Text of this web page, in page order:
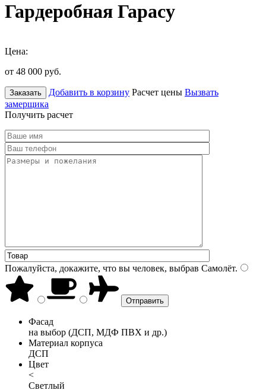
Гардеробная Гарасу
Цена:
от 48 000 руб.
Заказать Добавить в корзину Расчет цены Вызвать
замерщика
Получить расчет
Пожалуйста, докажите, что вы человек, выбрав Самолёт.
Фасад
на выбор (ДСП, МДФ ПВХ и др.)
Материал корпуса
ДСП
Цвет
<
Светлый